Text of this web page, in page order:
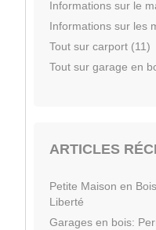
Informations sur le
Informations sur les
Tout sur carport (11)
Tout sur garage en
ARTICLES
Petite Maison en
Liberté
Garages en bois: